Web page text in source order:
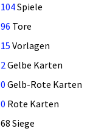
104Spiele
96 Tore
15 Vorlagen
2Gelbe Karten
0 Gelb-Rote Karten
0 Rote Karten
68 Siege